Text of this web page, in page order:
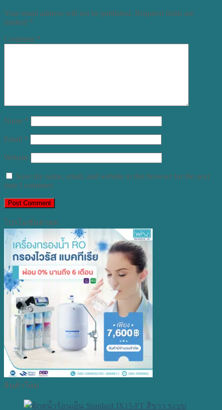
Your email address will not be published. Required fields are
marked *
Comment *
Name *
Email *
Website
Save my name, email, and website in this browser for the next
time I comment.
โปรโมชั่นล่าสุด
สินค้าใหม่